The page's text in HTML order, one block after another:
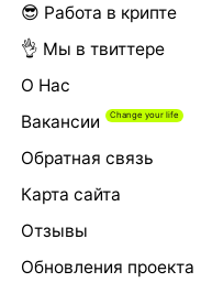
😎 Работа в крипте
👌 Мы в твиттере
О Нас
Вакансии
Обратная связь
Карта сайта
Отзывы
Обновления проекта